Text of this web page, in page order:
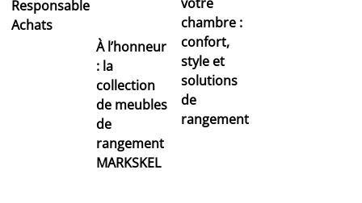
Responsable
Achats
À l’honneur
: la
collection
de meubles
de
rangement
MARKSKEL
chambre :
confort,
style et
solutions
de
rangement